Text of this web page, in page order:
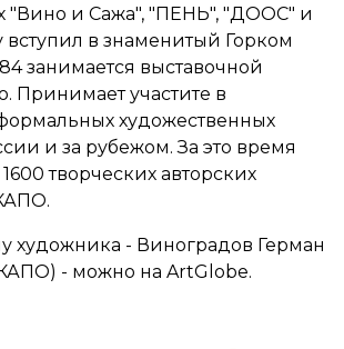
"Вино и Сажа", "ПЕНЬ", "ДООС" и
вступил в знаменитый Горком
занимается выставочной
Принимает участите в
художественных
и за рубежом. За это время
творческих авторских
художника - Виноградов Герман
- можно на ArtGlobe.